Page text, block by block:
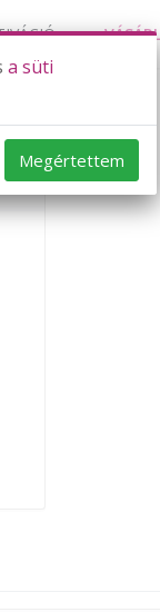
a süti
Megértettem